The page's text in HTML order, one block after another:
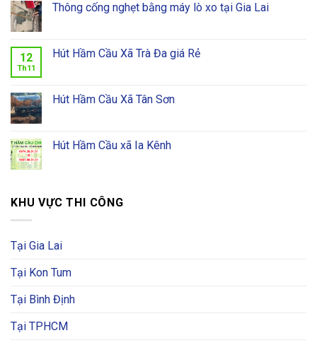
Thông cống nghẹt bằng máy lò xo tại Gia Lai
12
Th11
Hút Hầm Cầu Xã Trà Đa giá Rẻ
Hút Hầm Cầu Xã Tân Sơn
Hút Hầm Cầu xã Ia Kênh
KHU VỰC THI CÔNG
Tại Gia Lai
Tại Kon Tum
Tại Bình Định
Tại TPHCM